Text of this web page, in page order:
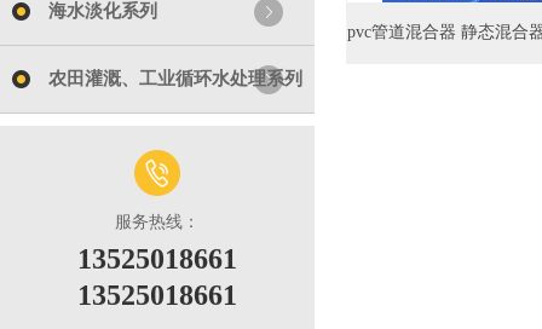
海水淡化系列
农田灌溉、工业循环水处理系列
服务热线：
13525018661
13525018661